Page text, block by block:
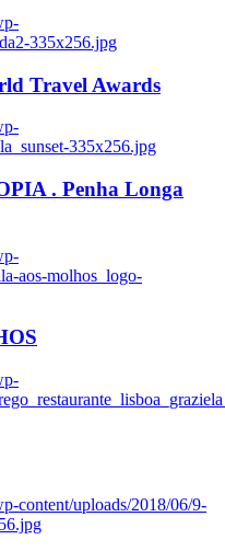
335x256.jpg
Travel Awards
335x256.jpg
. Penha Longa
aos-molhos_logo-
content/uploads/2018/06/9-